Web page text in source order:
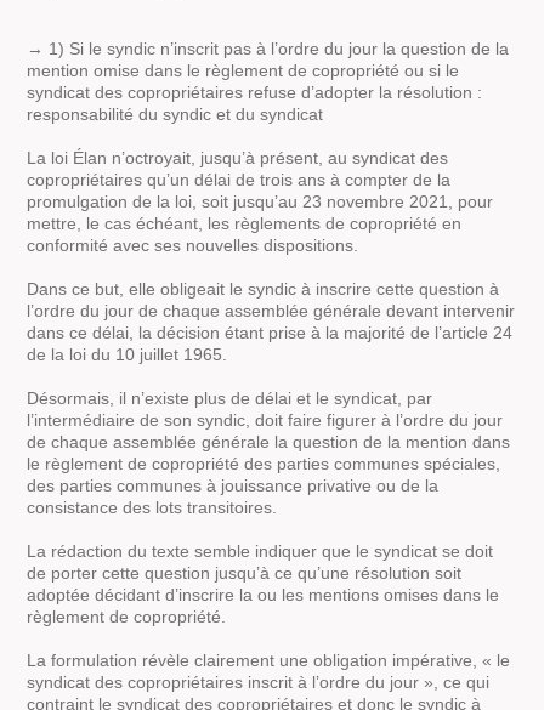
→ 1) Si le syndic n’inscrit pas à l’ordre du jour la question de la
mention omise dans le règlement de copropriété ou si le
syndicat des copropriétaires refuse d’adopter la résolution :
responsabilité du syndic et du syndicat
La loi Élan n’octroyait, jusqu’à présent, au syndicat des
copropriétaires qu’un délai de trois ans à compter de la
promulgation de la loi, soit jusqu’au 23 novembre 2021, pour
mettre, le cas échéant, les règlements de copropriété en
conformité avec ses nouvelles dispositions.
Dans ce but, elle obligeait le syndic à inscrire cette question à
l’ordre du jour de chaque assemblée générale devant intervenir
dans ce délai, la décision étant prise à la majorité de l’article 24
de la loi du 10 juillet 1965.
Désormais, il n’existe plus de délai et le syndicat, par
l’intermédiaire de son syndic, doit faire figurer à l’ordre du jour
de chaque assemblée générale la question de la mention dans
le règlement de copropriété des parties communes spéciales,
des parties communes à jouissance privative ou de la
consistance des lots transitoires.
La rédaction du texte semble indiquer que le syndicat se doit
de porter cette question jusqu’à ce qu’une résolution soit
adoptée décidant d’inscrire la ou les mentions omises dans le
règlement de copropriété.
La formulation révèle clairement une obligation impérative, « le
syndicat des copropriétaires inscrit à l’ordre du jour », ce qui
contraint le syndicat des copropriétaires et donc le syndic à